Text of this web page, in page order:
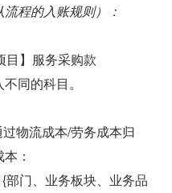
程的入账规则）：
目】服务采购款
同的科目。
物流成本/劳务成本归
：
门、业务板块、业务品